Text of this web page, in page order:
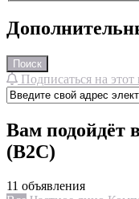
Поиск
Подписаться на этот
Вам подойдёт
(B2C)
11 объявления